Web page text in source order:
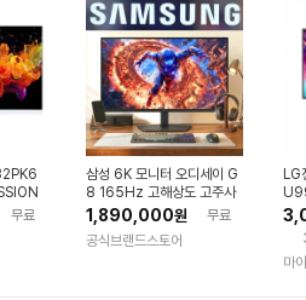
치)
무료
삼성 6K 모니터 오디세이 G
8 165Hz 고해상도 고주사
율 IPS 79.9cm(32인치)
1,890,000원
무료
공식브랜드스토어
LG
마